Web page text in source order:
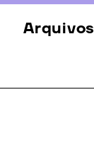
Arquivos